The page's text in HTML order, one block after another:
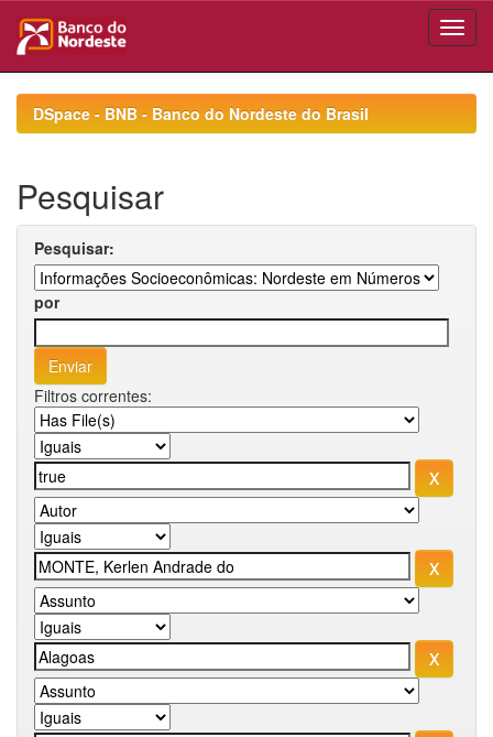
navigationDSpace - BNB - Banco do Nordeste do Brasil
Pesquisar
Pesquisar:
por
Filtros correntes: